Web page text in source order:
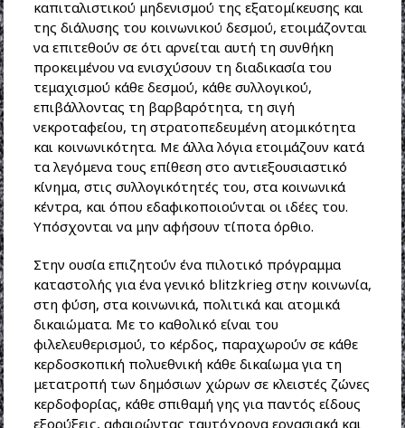
καπιταλιστικού μηδενισμού της εξατομίκευσης και
της διάλυσης του κοινωνικού δεσμού, ετοιμάζονται
να επιτεθούν σε ότι αρνείται αυτή τη συνθήκη
προκειμένου να ενισχύσουν τη διαδικασία του
τεμαχισμού κάθε δεσμού, κάθε συλλογικού,
επιβάλλοντας τη βαρβαρότητα, τη σιγή
νεκροταφείου, τη στρατοπεδευμένη ατομικότητα
και κοινωνικότητα. Με άλλα λόγια ετοιμάζουν κατά
τα λεγόμενα τους επίθεση στο αντιεξουσιαστικό
κίνημα, στις συλλογικότητές του, στα κοινωνικά
κέντρα, και όπου εδαφικοποιούνται οι ιδέες του.
Υπόσχονται να μην αφήσουν τίποτα όρθιο.
Στην ουσία επιζητούν ένα πιλοτικό πρόγραμμα
καταστολής για ένα γενικό blitzkrieg στην κοινωνία,
στη φύση, στα κοινωνικά, πολιτικά και ατομικά
δικαιώματα. Με το καθολικό είναι του
φιλελευθερισμού, το κέρδος, παραχωρούν σε κάθε
κερδοσκοπική πολυεθνική κάθε δικαίωμα για τη
μετατροπή των δημόσιων χώρων σε κλειστές ζώνες
κερδοφορίας, κάθε σπιθαμή γης για παντός είδους
εξορύξεις, αφαιρώντας ταυτόχρονα εργασιακά και